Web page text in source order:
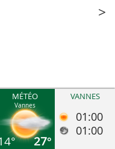
MÉTÉO
Vannes
27°
VANNES
01:00
01:00